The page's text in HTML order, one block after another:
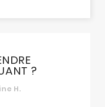
?
H.